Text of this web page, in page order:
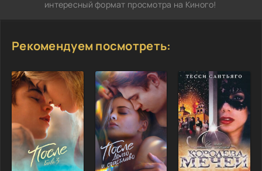
интересный формат просмотра на Киного!
Рекомендуем посмотреть: